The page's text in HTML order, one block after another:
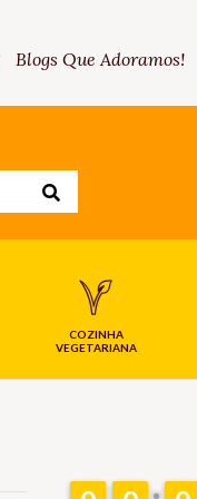
Blogs Que Adoramos!
COZINHA
VEGETARIANA